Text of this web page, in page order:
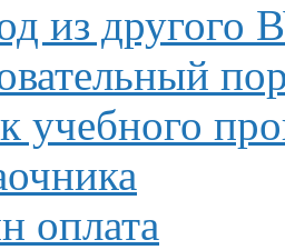
из другого
учебного
оплата